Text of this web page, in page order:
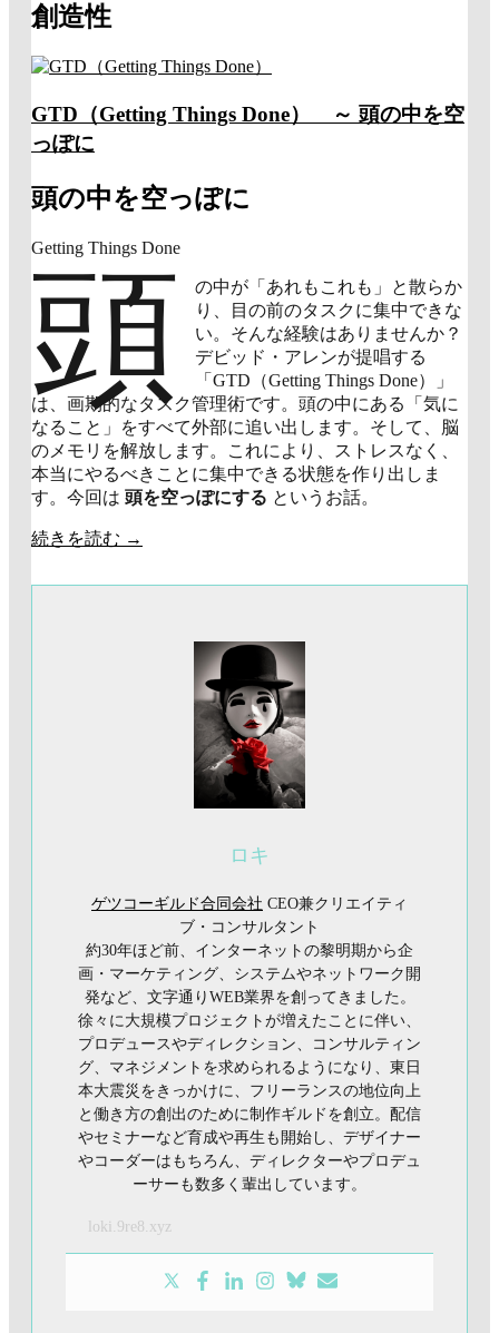
創造性
GTD（Getting Things Done） ～ 頭の中を空
っぽに
頭の中を空っぽに
Getting Things Done
頭
の中が「あれもこれも」と散らか
り、目の前のタスクに集中できな
い。そんな経験はありませんか？
デビッド・アレンが提唱する
「GTD（Getting Things Done）」
は、画期的なタスク管理術です。頭の中にある「気に
なること」をすべて外部に追い出します。そして、脳
のメモリを解放します。これにより、ストレスなく、
本当にやるべきことに集中できる状態を作り出しま
す。今回は 頭を空っぽにする というお話。
続きを読む →
ロキ
ゲツコーギルド合同会社 CEO兼クリエイティ
ブ・コンサルタント
約30年ほど前、インターネットの黎明期から企
画・マーケティング、システムやネットワーク開
発など、文字通りWEB業界を創ってきました。
徐々に大規模プロジェクトが増えたことに伴い、
プロデュースやディレクション、コンサルティン
グ、マネジメントを求められるようになり、東日
本大震災をきっかけに、フリーランスの地位向上
と働き方の創出のために制作ギルドを創立。配信
やセミナーなど育成や再生も開始し、デザイナー
やコーダーはもちろん、ディレクターやプロデュ
ーサーも数多く輩出しています。
loki.9re8.xyz